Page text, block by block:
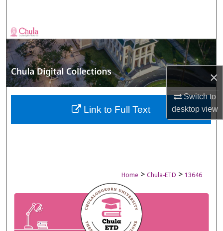
×
Switch to
desktopview
Browse Collections
My Account
About
Digital Commons Network™
Home > Chula-ETD > 13646
Link to Full Text